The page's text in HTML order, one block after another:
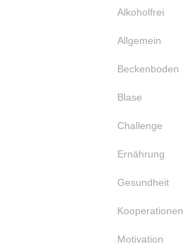
Alkoholfrei
Allgemein
Beckenboden
Blase
Challenge
Ernährung
Gesundheit
Kooperationen
Motivation